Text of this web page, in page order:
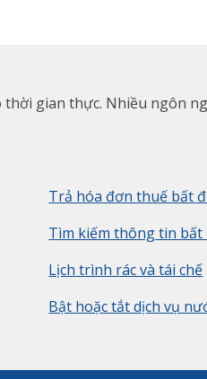
gian thực. Nhiều ngôn
Trả hóa đơn thuế bất
Tìm kiếm thông tin bất
Lịch trình rác và tái chế
Bật hoặc tắt dịch vụ